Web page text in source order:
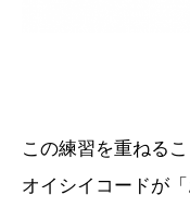
この練習を重ねる
オイシイコードが